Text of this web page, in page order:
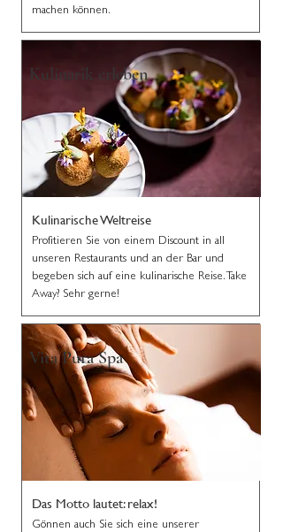
machen können.
Kulinarik erleben
Kulinarische Weltreise
Profitieren Sie von einem Discount in all
unseren Restaurants und an der Bar und
begeben sich auf eine kulinarische Reise. Take
Away? Sehr gerne!
Vita Pura Spa
Das Motto lautet: relax!
Gönnen auch Sie sich eine unserer